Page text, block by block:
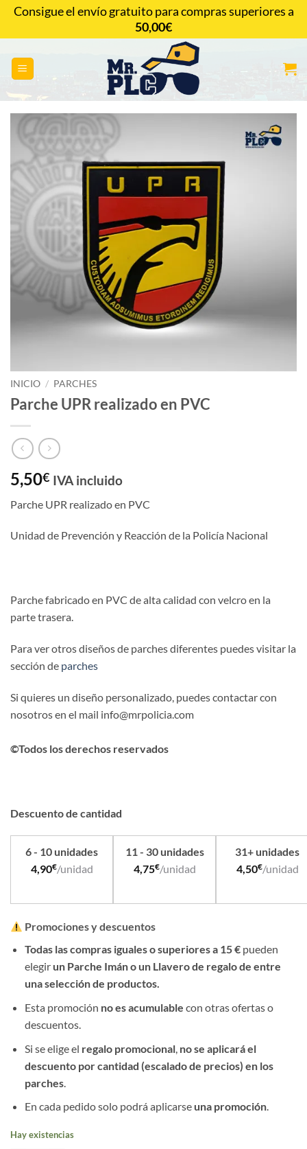
Saltar
contenido
CONTACTAR
INICIO / PARCHES
Parche UPR realizado en PVC
5,50€ IVA incluido
Parche UPR realizado en PVC
Unidad de Prevención y Reacción de la Policía Nacional
Parche fabricado en PVC de alta calidad con velcro en la
parte trasera.
Para ver otros diseños de parches diferentes puedes visitar la
sección de parches
Si quieres un diseño personalizado, puedes contactar con
nosotros en el mail info@mrpolicia.com
©Todos los derechos reservados
Descuento de cantidad
6 - 10 unidades
4,90€/unidad
11 - 30 unidades
4,75€/unidad
31+ unidades
4,50€/unidad
Promociones y descuentos
Todas las compras iguales o superiores a 15 €pueden
elegir un Parche Imán o un Llavero de regalo de entre
una selección de productos.
Esta promoción no es acumulable con otras ofertas o
descuentos.
Si se elige el regalo promocional, no se aplicará el
descuento por cantidad (escalado de precios) en los
parches.
En cada pedido solo podrá aplicarse una promoción.
Hay existencias
Consigue el envío gratuito para compras superiores a
50,00€